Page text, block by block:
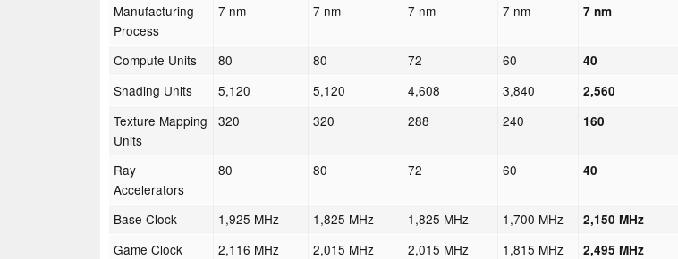
Manufacturing
Process
7 nm 7 nm 7 nm 7 nm 7 nm
Compute Units 80 80 72 60 40
Shading Units
5,120 5,120 4,608 3,840 2,560
Texture Mapping
Units
320 320 288 240 160
Ray
Accelerators
80 80 72 60 40
Base Clock 1,925 MHz 1,825 MHz 1,825 MHz 1,700 MHz 2,150 MHz
Game Clock
2,116 MHz 2,015 MHz 2,015 MHz 1,815 MHz 2,495 MHz